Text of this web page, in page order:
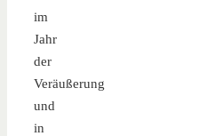
im
Jahr
der
Veräußerung
und
in